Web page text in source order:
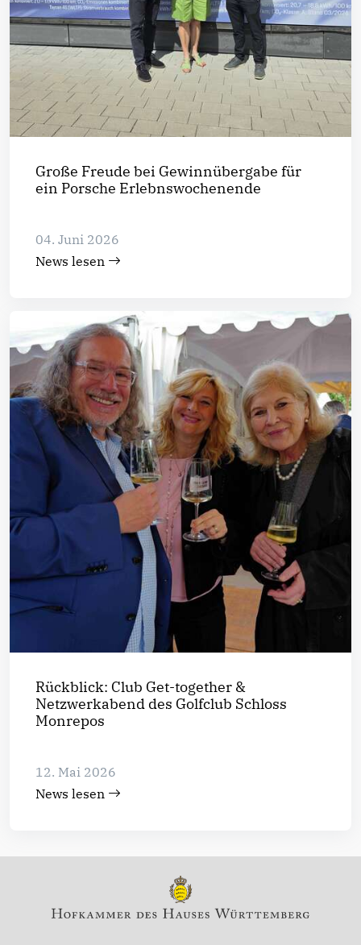
Große Freude bei Gewinnübergabe für
ein Porsche Erlebnswochenende
04. Juni 2026
News lesen
Rückblick: Club Get-together &
Netzwerkabend des Golfclub Schloss
Monrepos
12. Mai 2026
News lesen